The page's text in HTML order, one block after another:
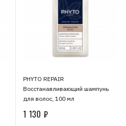
PHYTO REPAIR
Восстанавливающий шампунь
для волос, 100 мл
1 130 ₽